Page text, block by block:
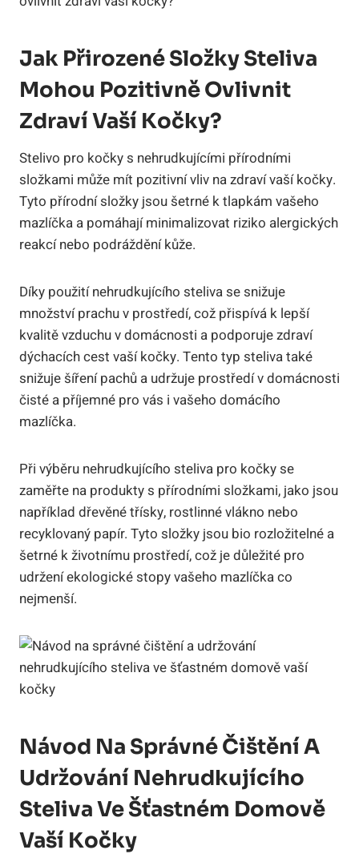
Jak Přirozené Složky Steliva
Mohou Pozitivně Ovlivnit
Zdraví Vaší Kočky?
Stelivo pro kočky s nehrudkujícími přírodními
složkami může mít pozitivní vliv na zdraví vaší kočky.
Tyto přírodní složky jsou šetrné k tlapkám vašeho
mazlíčka a pomáhají minimalizovat riziko alergických
reakcí nebo podráždění kůže.
Díky použití nehrudkujícího steliva se snižuje
množství prachu v prostředí, což přispívá k lepší
kvalitě vzduchu v domácnosti a podporuje zdraví
dýchacích cest vaší kočky. Tento typ steliva také
snižuje šíření pachů a udržuje prostředí v domácnosti
čisté a příjemné pro vás i vašeho domácího
mazlíčka.
Při výběru nehrudkujícího steliva pro kočky se
zaměřte na produkty s přírodními složkami, jako jsou
například dřevěné třísky, rostlinné vlákno nebo
recyklovaný papír. Tyto složky jsou bio rozložitelné a
šetrné k životnímu prostředí, což je důležité pro
udržení ekologické stopy vašeho mazlíčka co
nejmenší.
Návod Na Správné Čištění A
Udržování Nehrudkujícího
Steliva Ve Šťastném Domově
Vaší Kočky